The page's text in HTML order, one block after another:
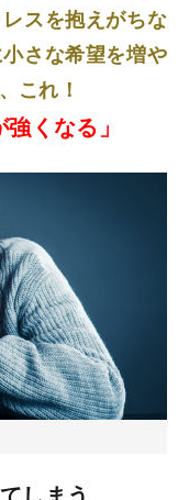
スを抱えがちな
さな希望を増や
これ！
くなる」